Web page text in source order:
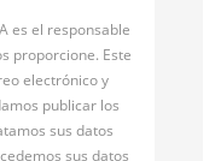
es el responsable
proporcione. Este
electrónico y
publicar los
sus datos
sus datos